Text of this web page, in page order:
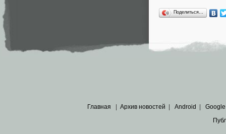
Поделиться…
Главная Архив новостей Android Google